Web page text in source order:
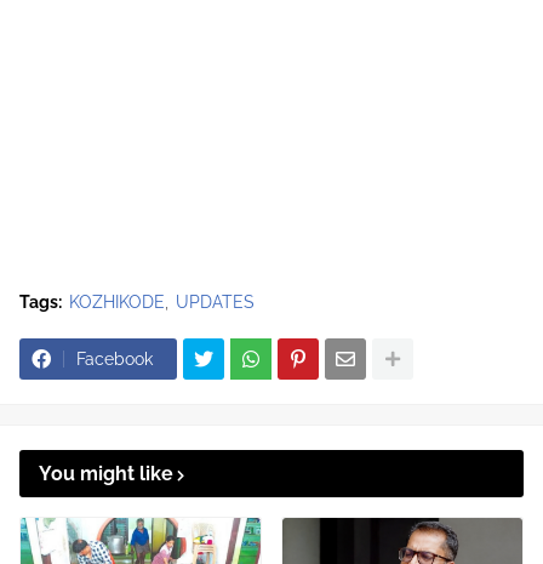
Tags: KOZHIKODE UPDATES
Facebook
You might like